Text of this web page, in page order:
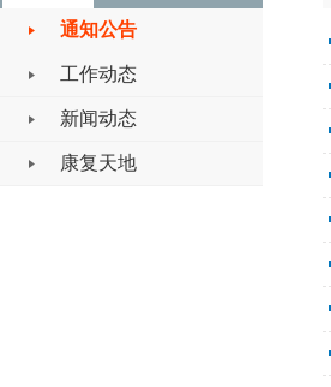
通知公告
工作动态
新闻动态
康复天地